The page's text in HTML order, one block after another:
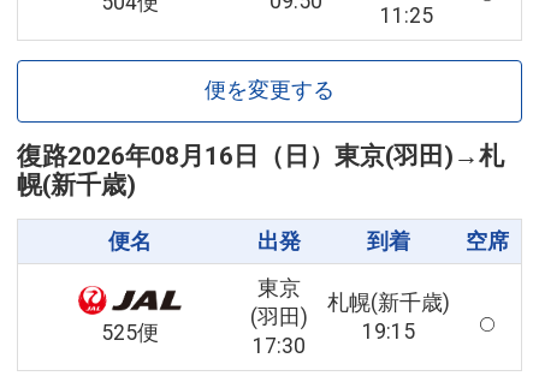
11:25
便を変更する
復路2026年08月16日（日） 東京(羽田) →札
幌(新千歳)
便名 出発 到着 空席
525便
東京
(羽田)
17:30
札幌(新千歳)
19:15